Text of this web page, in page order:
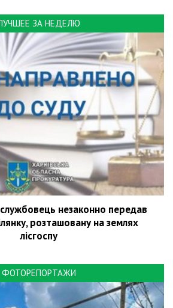
ЗА НЕДЕЛЮ
незаконно передав
розташовану на землях
лісгоспу
ФОТОРЕПОРТАЖИ